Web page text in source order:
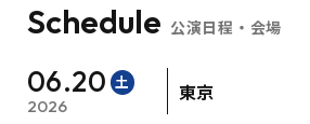
Schedule 公演日程・会場
06.20 土
2026
東京